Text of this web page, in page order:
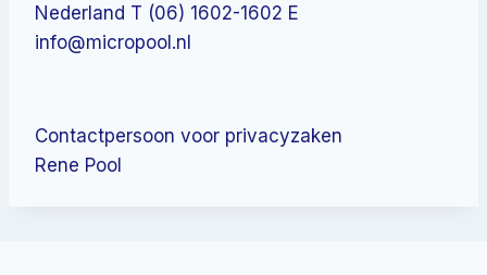
Nederland T (06) 1602-1602 E
info@micropool.nl
Contactpersoon voor privacyzaken
Rene Pool